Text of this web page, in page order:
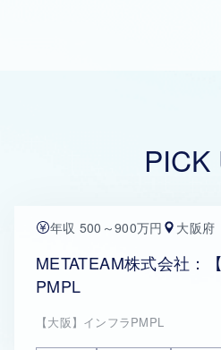
PICK
年収 500～900万円 大阪府
METATEAM株式会社：
PMPL
【大阪】インフラPMPL